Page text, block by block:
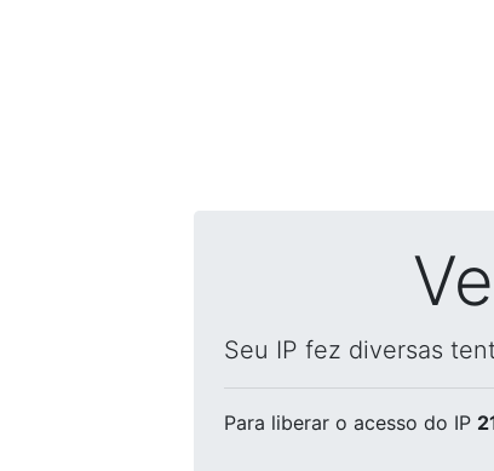
Seu IP fez diversas
Para liberar o acesso do IP